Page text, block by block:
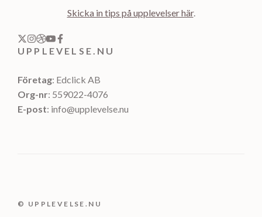
Skicka in tips på upplevelser här.
UPPLEVELSE.NU
Företag: Edclick AB
Org-nr: 559022-4076
E-post: info@upplevelse.nu
© UPPLEVELSE.NU